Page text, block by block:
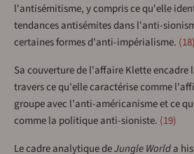
l'antisémitisme, y compris ce qu'elle
tendances antisémites dans l'anti-
certaines formes d'anti-impérialisme. 18
Sa couverture de l'affaire Klette encadre
travers ce qu'elle caractérise comme
groupe avec l'anti-américanisme et ce
comme la politique anti-sioniste. 19
Le cadre analytique deJungle Worlda